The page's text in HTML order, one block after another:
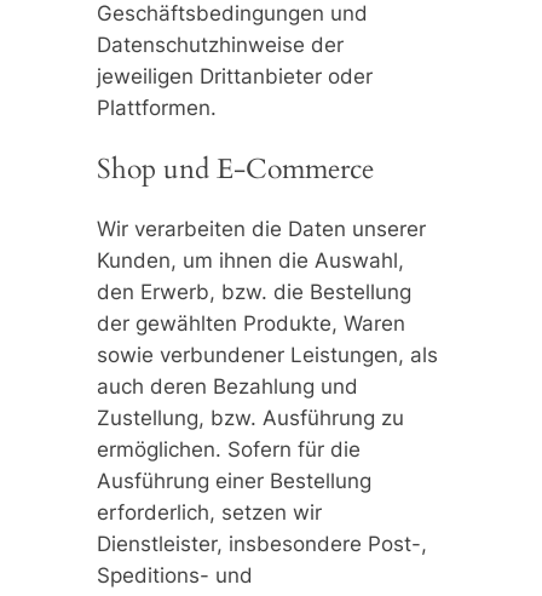
Geschäftsbedingungen und
Datenschutzhinweise der
jeweiligen Drittanbieter oder
Plattformen.
Shop und E-Commerce
Wir verarbeiten die Daten unserer
Kunden, um ihnen die Auswahl,
den Erwerb, bzw. die Bestellung
der gewählten Produkte, Waren
sowie verbundener Leistungen, als
auch deren Bezahlung und
Zustellung, bzw. Ausführung zu
ermöglichen. Sofern für die
Ausführung einer Bestellung
erforderlich, setzen wir
Dienstleister, insbesondere Post-,
Speditions- und